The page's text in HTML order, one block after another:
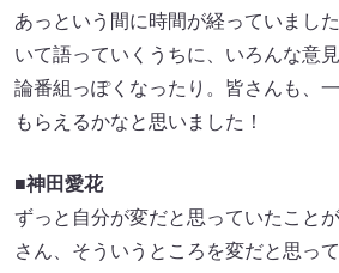
あっという間に時間が経っていまし
いて語っていくうちに、いろんな意
論番組っぽくなったり。皆さんも、
もらえるかなと思いました！
■神田愛花
ずっと自分が変だと思っていたこと
さん、そういうところを変だと思っ